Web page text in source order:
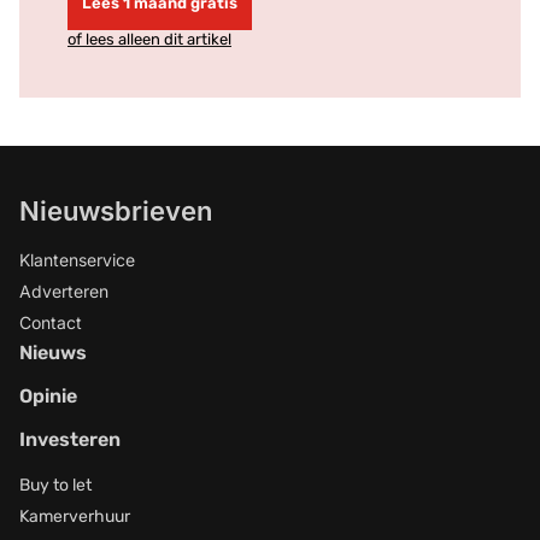
of lees alleen dit artikel
Nieuwsbrieven
Klantenservice
Adverteren
Contact
Nieuws
Opinie
Investeren
Buy to let
Kamerverhuur